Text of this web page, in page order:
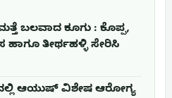
ಬಲವಾದ ಕೂಗು : ಕೊಪ್ಪ,
ಹಾಗೂ ತೀರ್ಥಹಳ್ಳಿ ಸೇರಿಸಿ
ಆಯುಷ್ ವಿಶೇಷ ಆರೋಗ್ಯ